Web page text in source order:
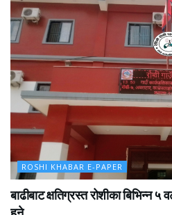
ROSHI KHABAR E-PAPER
बाढीबाट क्षतिग्रस्त रोशीका बिभिन्न